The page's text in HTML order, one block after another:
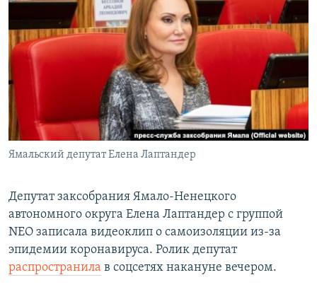
СИБИРЬ.РЕАЛИИ
РАСПИСАНИЕ ВЕЩАНИЯ
ПОДПИШИТЕСЬ НА РАССЫЛКУ
СОЦИАЛЬНЫЕ СЕТИ
Все сайты РСЕ/РС
Ямальский депутат Елена Лаптандер
Депутат заксобрания Ямало-Ненецкого
автономного округа Елена Лаптандер с группой
NEO записала видеоклип о самоизоляции из-за
эпидемии коронавируса. Ролик депутат
распространила в соцсетях накануне вечером.